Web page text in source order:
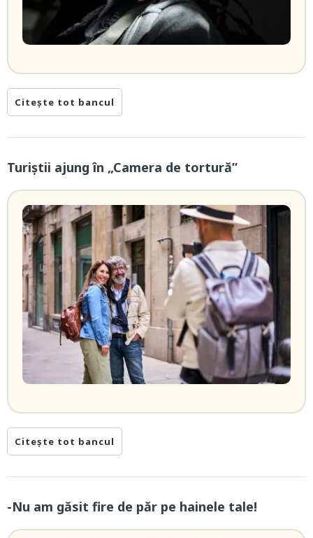
Citește tot bancul
Turiștii ajung în „Camera de tortură”
Citește tot bancul
-Nu am găsit fire de păr pe hainele tale!